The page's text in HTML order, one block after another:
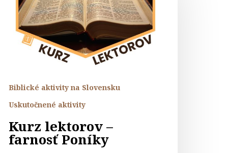
Biblické aktivity na Slovensku
Uskutočnené aktivity
Kurz lektorov –
farnosť Poníky